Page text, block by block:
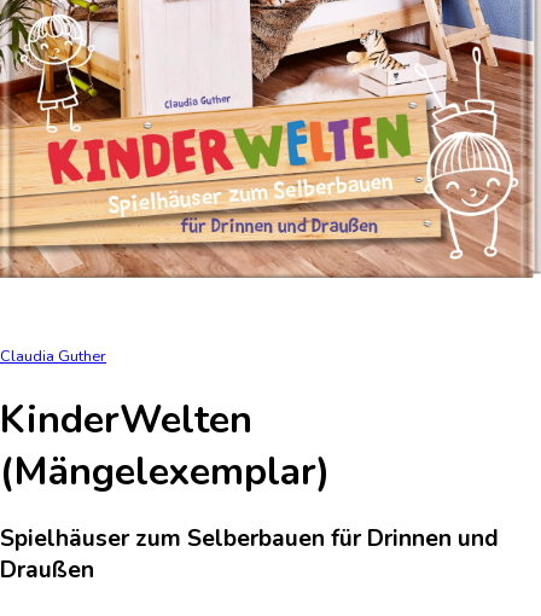
Claudia Guther
KinderWelten
(Mängelexemplar)
Spielhäuser zum Selberbauen für Drinnen und
Draußen